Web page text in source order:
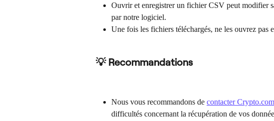
Ouvrir et enregistrer un fichier CSV peut modifier
par notre logiciel.
Une fois les fichiers téléchargés, ne les ouvrez pas
💡 Recommandations
Nous vous recommandons de contacter
difficultés concernant la récupération de vos